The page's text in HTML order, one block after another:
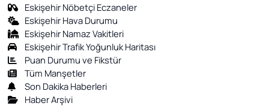
Eskişehir Nöbetçi Eczaneler
Eskişehir Hava Durumu
Eskişehir Namaz Vakitleri
Eskişehir Trafik Yoğunluk Haritası
Puan Durumu ve Fikstür
Tüm Manşetler
Son Dakika Haberleri
Haber Arşivi